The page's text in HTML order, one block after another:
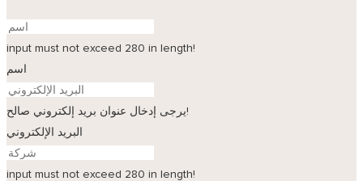
input must not exceed 280 in length!
اسم
يرجى إدخال عنوان بريد إلكتروني صالح!
البريد الإلكتروني
input must not exceed 280 in length!